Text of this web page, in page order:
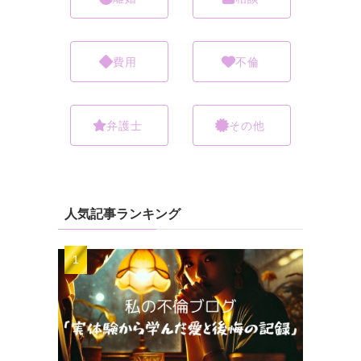
費用 不倫
弁護士 その他
人気記事ランキング